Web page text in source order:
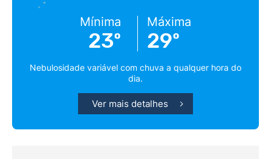
Mínima
23º
Máxima
29º
Nebulosidade variável com chuva a qualquer hora do
dia.
Ver mais detalhes